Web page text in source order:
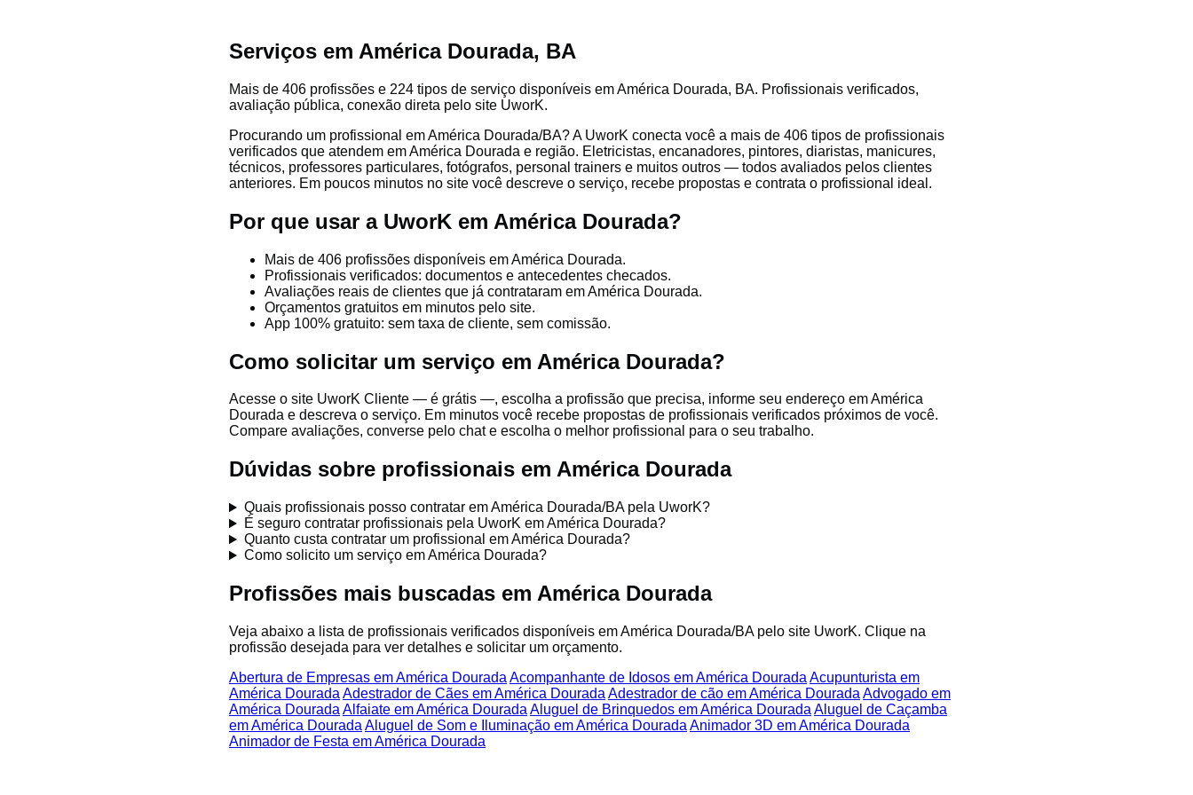
Serviços em América Dourada, BA
Mais de 406 profissões e 224 tipos de serviço disponíveis em América Dourada, BA. Profissionais verificados,
avaliação pública, conexão direta pelo site UworK.
Procurando um profissional em América Dourada/BA? A UworK conecta você a mais de 406 tipos de profissionais
verificados que atendem em América Dourada e região. Eletricistas, encanadores, pintores, diaristas, manicures,
técnicos, professores particulares, fotógrafos, personal trainers e muitos outros — todos avaliados pelos clientes
anteriores. Em poucos minutos no site você descreve o serviço, recebe propostas e contrata o profissional ideal.
Por que usar a UworK em América Dourada?
Mais de 406 profissões disponíveis em América Dourada.
Profissionais verificados: documentos e antecedentes checados.
Avaliações reais de clientes que já contrataram em América Dourada.
Orçamentos gratuitos em minutos pelo site.
App 100% gratuito: sem taxa de cliente, sem comissão.
Como solicitar um serviço em América Dourada?
Acesse o site UworK Cliente — é grátis —, escolha a profissão que precisa, informe seu endereço em América
Dourada e descreva o serviço. Em minutos você recebe propostas de profissionais verificados próximos de você.
Compare avaliações, converse pelo chat e escolha o melhor profissional para o seu trabalho.
Dúvidas sobre profissionais em América Dourada
Quais profissionais posso contratar em América Dourada/BA pela UworK?
É seguro contratar profissionais pela UworK em América Dourada?
Quanto custa contratar um profissional em América Dourada?
Como solicito um serviço em América Dourada?
Profissões mais buscadas em América Dourada
Veja abaixo a lista de profissionais verificados disponíveis em América Dourada/BA pelo site UworK. Clique na
profissão desejada para ver detalhes e solicitar um orçamento.
Abertura de Empresas em América Dourada Acompanhante de Idosos em América Dourada Acupunturista em
América Dourada Adestrador de Cães em América Dourada Adestrador de cão em América Dourada Advogado em
América Dourada Alfaiate em América Dourada Aluguel de Brinquedos em América Dourada Aluguel de Caçamba
em América Dourada Aluguel de Som e Iluminação em América Dourada Animador 3D em América Dourada
Animador de Festa em América Dourada